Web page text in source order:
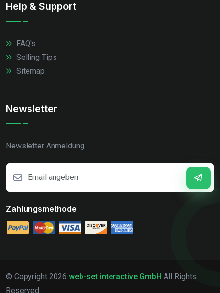
Help & Support
FAQ's
Selling Tips
Sitemap
Newsletter
Newsletter Anmeldung
Zahlungsmethode
© Copyright 2026 web-set interactive GmbH All Rights
Reserved.